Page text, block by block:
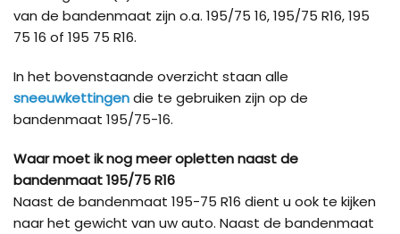
van de bandenmaat zijn o.a. 195/75 16, 195/75 R16, 195
75 16 of 195 75 R16.
In het bovenstaande overzicht staan alle
sneeuwkettingendie te gebruiken zijn op de
bandenmaat 195/75-16.
Waar moet ik nog meer opletten naast de
bandenmaat 195/75 R16
Naast de bandenmaat 195-75 R16 dient u ook te kijken
naar het gewicht van uw auto. Naast de bandenmaat